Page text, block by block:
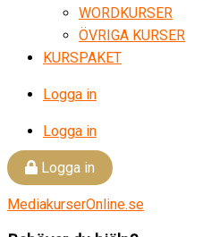
WORDKURSER
ÖVRIGA KURSER
KURSPAKET
Logga in
Logga in
Logga in
MediakurserOnline.se